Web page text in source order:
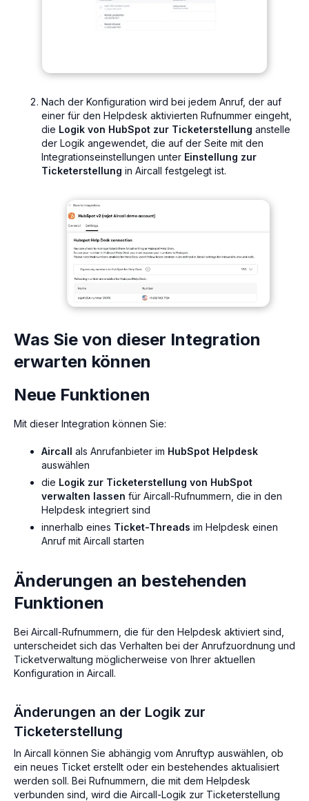
Nach der Konfiguration wird bei jedem Anruf, der auf
einer für den Helpdesk aktivierten Rufnummer eingeht,
die Logik von HubSpot zur Ticketerstellung anstelle
der Logik angewendet, die auf der Seite mit den
Integrationseinstellungen unter Einstellung zur
Ticketerstellung in Aircall festgelegt ist.
Was Sie von dieser Integration
erwarten können
Neue Funktionen
Mit dieser Integration können Sie:
Aircall als Anrufanbieter im HubSpot Helpdesk
auswählen
die Logik zur Ticketerstellung von HubSpot
verwalten lassen für Aircall-Rufnummern, die in den
Helpdesk integriert sind
innerhalb eines Ticket-Threads im Helpdesk einen
Anruf mit Aircall starten
Änderungen an bestehenden
Funktionen
Bei Aircall-Rufnummern, die für den Helpdesk aktiviert sind,
unterscheidet sich das Verhalten bei der Anrufzuordnung und
Ticketverwaltung möglicherweise von Ihrer aktuellen
Konfiguration in Aircall.
Änderungen an der Logik zur
Ticketerstellung
In Aircall können Sie abhängig vom Anruftyp auswählen, ob
ein neues Ticket erstellt oder ein bestehendes aktualisiert
werden soll. Bei Rufnummern, die mit dem Helpdesk
verbunden sind, wird die Aircall-Logik zur Ticketerstellung